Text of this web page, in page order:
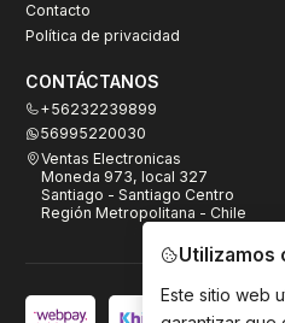
Contacto
Política de privacidad
CONTÁCTANOS
+56232239899
56995220030
Ventas Electronicas
Moneda 973, local 327
Santiago - Santiago Centro
Región Metropolitana - Chile
Utilizamos
Este sitio web